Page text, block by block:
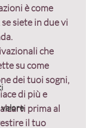
valore
è come
siete in due vi
che
su come
dei tuoi sogni,
di più e
prima al
il tuo